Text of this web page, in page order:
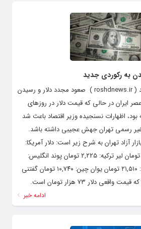
به رکوردی جدید
پایگاه خبری و تحلیلی رشد ( roshdnews.ir ) صعود مجدد دلار و رسیدن
ایران در حالی که قیمت دلار در روزهای
اظهارات نسنجیده وزیر اقتصاد باعث شد
غیر رسمی تهران جهش عجیبی داشته باشد.
آزاد تهران به شرح زیر است: دلار آمریکا:
۷۸,۴۰۰ تومان یورو: ۸۱,۵۱۰ تومان لیر ترکیه: ۲,۲۲۵ تومان پوند انگلیس:
۹۸,۳۱۰ تومان درهم امارات: ۲۱,۵۱۰ تومان یوان چین: ۱۰,۷۴۰ تومان گفتنی
دلار ۷۳ هزار تومان است.
ادامه خبر